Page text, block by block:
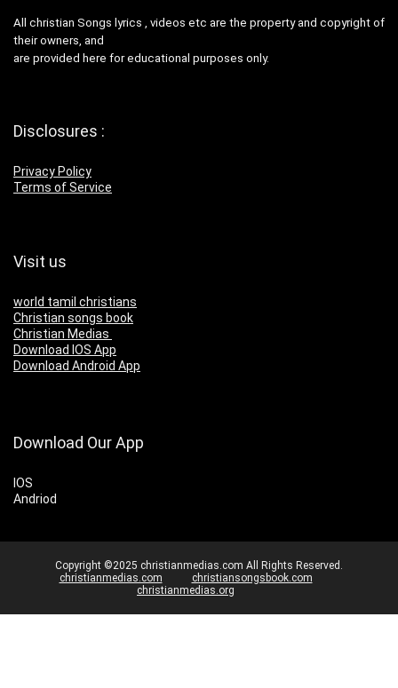
All christian Songs lyrics , videos etc are the property and copyright of
their owners, and
are provided here for educational purposes only.
Disclosures :
Privacy Policy
Terms of Service
Visit us
world tamil christians
Christian songs book
Christian Medias
Download IOS App
Download Android App
Download Our App
IOS
Andriod
Copyright ©2025 christianmedias.com All Rights Reserved.
christianmedias.com
christiansongsbook.com
christianmedias.org